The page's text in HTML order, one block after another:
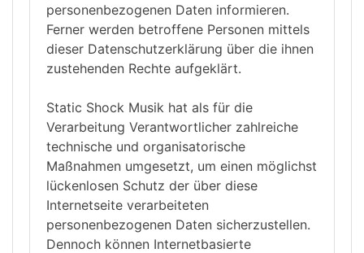
personenbezogenen Daten informieren.
Ferner werden betroffene Personen mittels
dieser Datenschutzerklärung über die ihnen
zustehenden Rechte aufgeklärt.
Static Shock Musik hat als für die
Verarbeitung Verantwortlicher zahlreiche
technische und organisatorische
Maßnahmen umgesetzt, um einen möglichst
lückenlosen Schutz der über diese
Internetseite verarbeiteten
personenbezogenen Daten sicherzustellen.
Dennoch können Internetbasierte